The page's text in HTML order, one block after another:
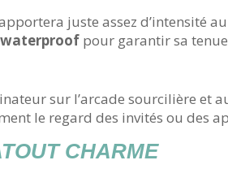
juste assez d’intensité
pour garantir sa
sur l’arcade sourcilière et
le regard des invités ou des
CHARME